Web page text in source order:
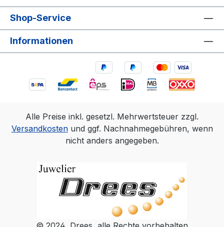
Shop-Service
Informationen
Alle Preise inkl. gesetzl. Mehrwertsteuer zzgl.
Versandkostenund ggf. Nachnahmegebühren, wenn
nicht anders angegeben.